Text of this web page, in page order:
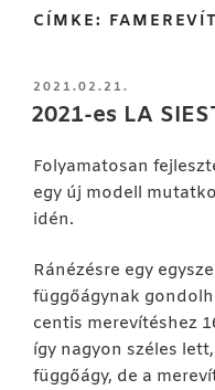
CÍMKE:
BEKÜLDVE:
2021.02.21.
2021-es LA
Folyamatosan
egy új modell
idén.
Ránézésre egy
függőágynak
centis merevítéshez
így nagyon széles
függőágy, de a